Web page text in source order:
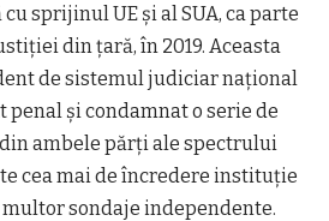
sprijinul UE şi al SUA, ca parte
din ţară, în 2019. Aceasta
de sistemul judiciar naţional
penal şi condamnat o serie de
ambele părţi ale spectrului
cea mai de încredere instituţie
sondaje independente.